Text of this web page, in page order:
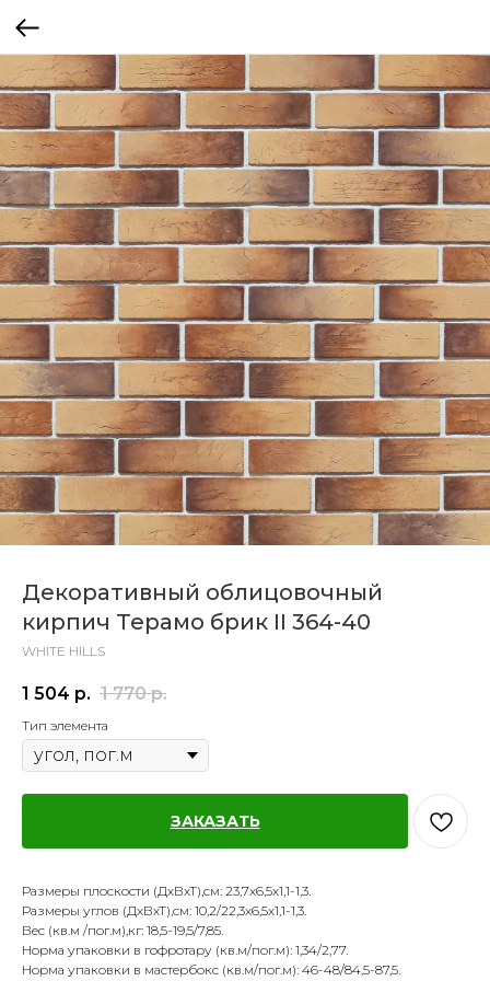
Декоративный облицовочный
кирпич Терамо брик II 364-40
WHITE HILLS
1 504 р. 1 770 р.
Тип элемента
ЗАКАЗАТЬ
Размеры плоскости (ДхВхТ),см: 23,7х6,5х1,1-1,3.
Размеры углов (ДхВхТ),см: 10,2/22,3х6,5х1,1-1,3.
Вес (кв.м /пог.м),кг: 18,5-19,5/7,85.
Норма упаковки в гофротару (кв.м/пог.м): 1,34/2,77.
Норма упаковки в мастербокс (кв.м/пог.м): 46-48/84,5-87,5.